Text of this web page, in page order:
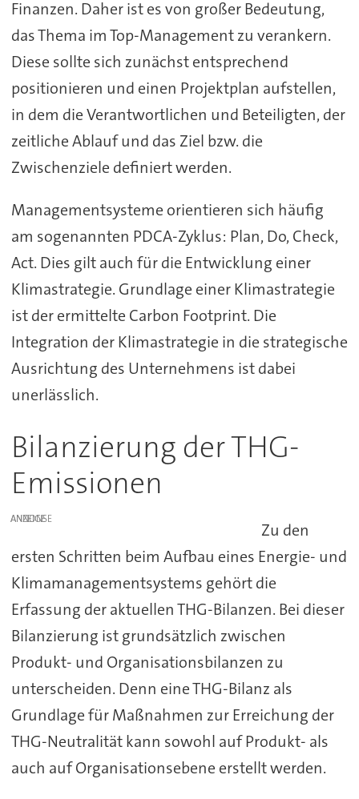
Finanzen. Daher ist es von großer Bedeutung,
das Thema im Top-Management zu verankern.
Diese sollte sich zunächst entsprechend
positionieren und einen Projektplan aufstellen,
in dem die Verantwortlichen und Beteiligten, der
zeitliche Ablauf und das Ziel bzw. die
Zwischenziele definiert werden.
Managementsysteme orientieren sich häufig
am sogenannten PDCA-Zyklus: Plan, Do, Check,
Act. Dies gilt auch für die Entwicklung einer
Klimastrategie. Grundlage einer Klimastrategie
ist der ermittelte Carbon Footprint. Die
Integration der Klimastrategie in die strategische
Ausrichtung des Unternehmens ist dabei
unerlässlich.
Bilanzierung der THG-
Emissionen
ANZEIGE
Zu den
ersten Schritten beim Aufbau eines Energie- und
Klimamanagementsystems gehört die
Erfassung der aktuellen THG-Bilanzen. Bei dieser
Bilanzierung ist grundsätzlich zwischen
Produkt- und Organisationsbilanzen zu
unterscheiden. Denn eine THG-Bilanz als
Grundlage für Maßnahmen zur Erreichung der
THG-Neutralität kann sowohl auf Produkt- als
auch auf Organisationsebene erstellt werden.